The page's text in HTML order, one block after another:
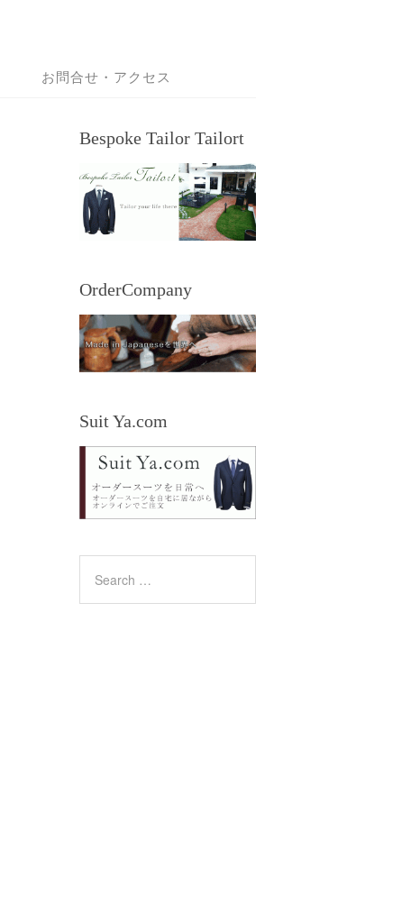
お問合せ・アクセス
Bespoke Tailor Tailort
OrderCompany
Suit Ya.com